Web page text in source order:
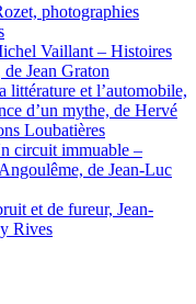
photographies
Vaillant – Histoires
Jean Graton
littérature et l’automobile,
d’un mythe, de Hervé
Loubatières
circuit immuable –
de Jean-Luc
et de fureur, Jean-
Rives